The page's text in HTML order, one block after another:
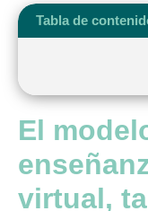
Tabla de
El
virtual,